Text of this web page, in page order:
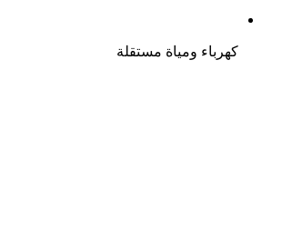
كهرباء ومياة مستقلة